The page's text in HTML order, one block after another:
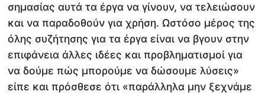
σημασίας αυτά τα έργα να γίνουν, να τελειώσουν
και να παραδοθούν για χρήση. Ωστόσο μέρος της
όλης συζήτησης για τα έργα είναι να βγουν στην
επιφάνεια άλλες ιδέες και προβληματισμοί για
να δούμε πώς μπορούμε να δώσουμε λύσεις»
είπε και πρόσθεσε ότι «παράλληλα μην ξεχνάμε